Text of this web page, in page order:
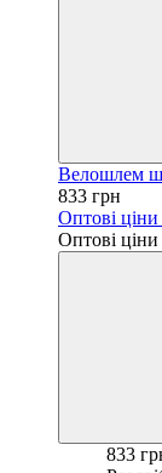
Велошлем
833 грн
Оптові ціни
Оптові ціни
833